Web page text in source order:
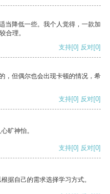
当降低一些。我个人觉得，一款加
合理。
支持[0] 反对[0]
，但偶尔也会出现卡顿的情况，希
支持[0] 反对[0]
旷神怡。
支持[0] 反对[0]
据自己的需求选择学习方式。